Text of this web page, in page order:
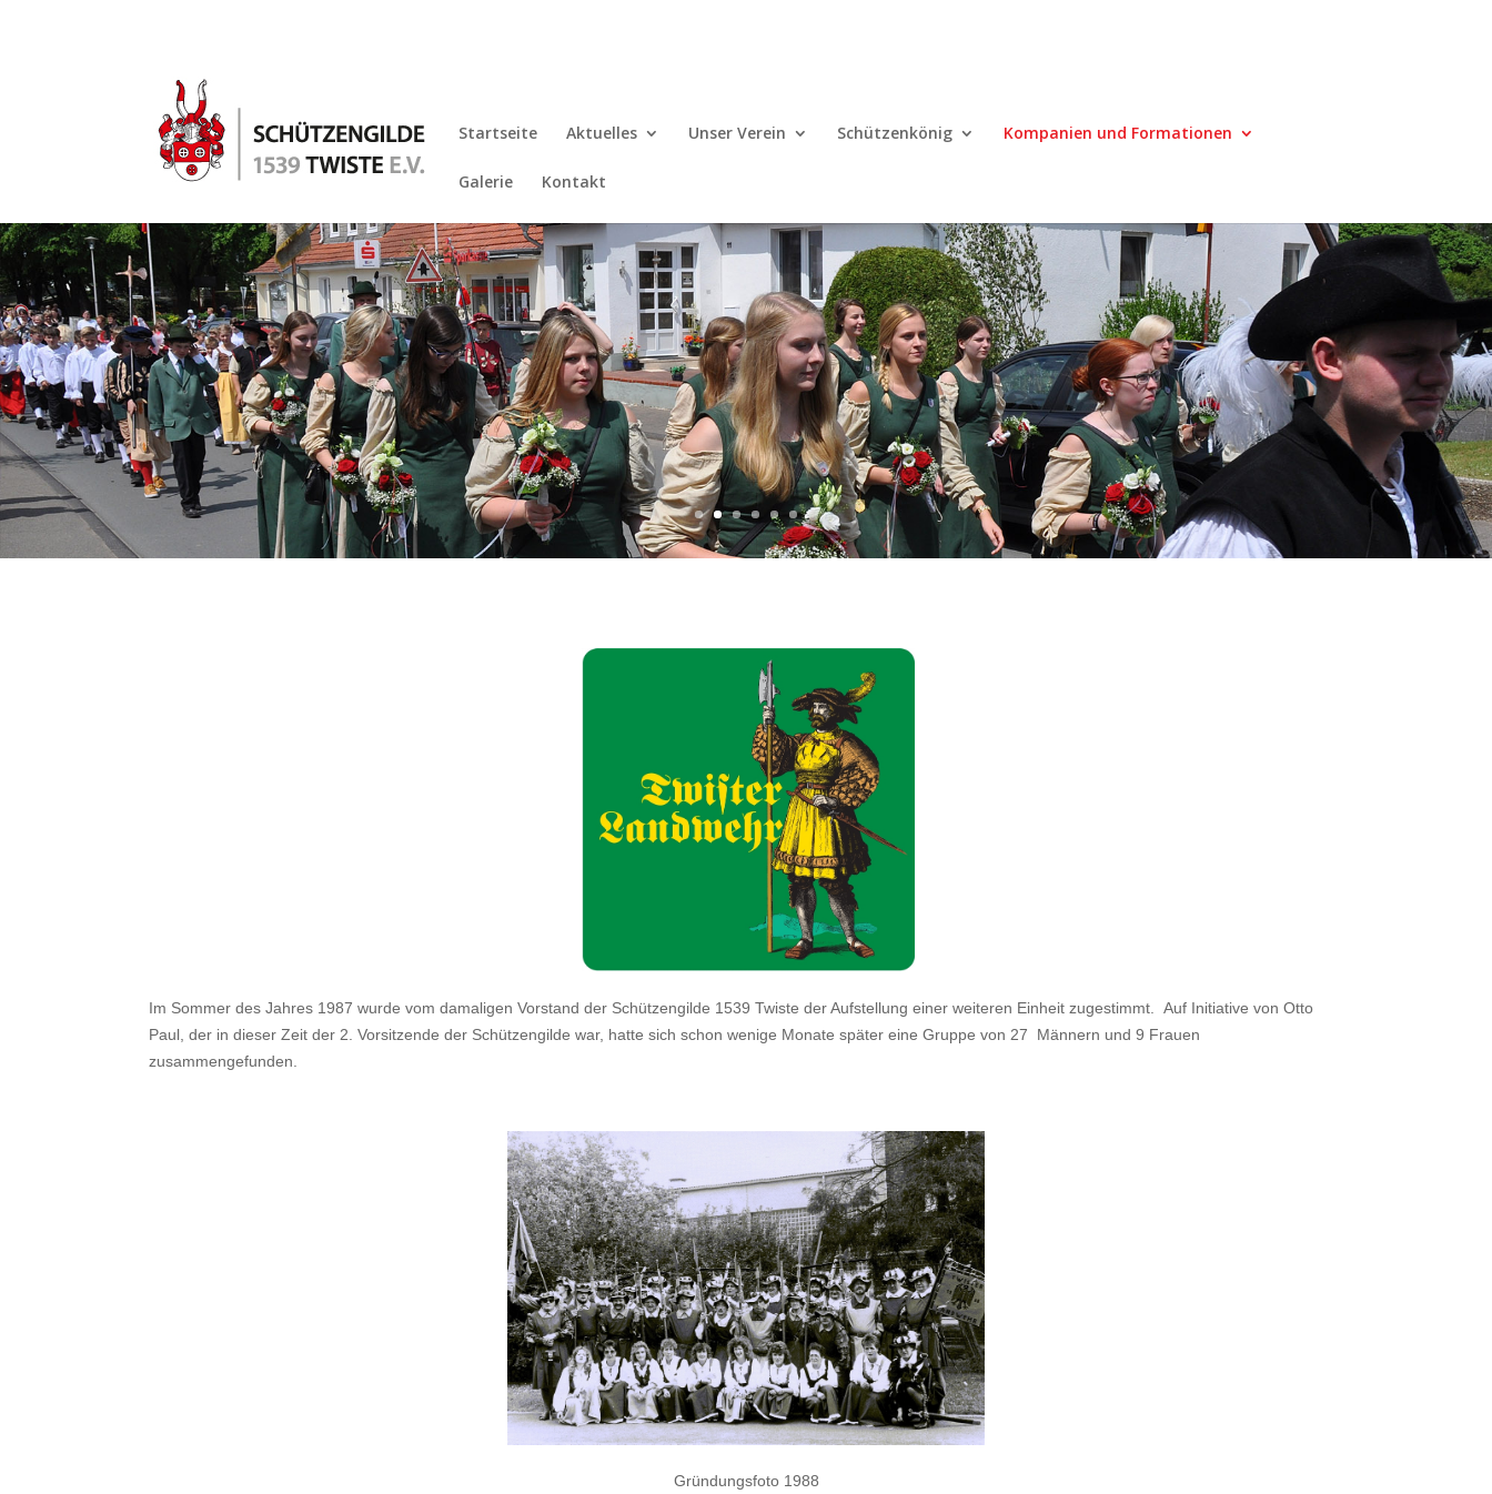
Startseite Aktuelles Unser Verein Schützenkönig Kompanien und Formationen
Galerie Kontakt
Im Sommer des Jahres 1987 wurde vom damaligen Vorstand der Schützengilde 1539 Twiste der Aufstellung einer weiteren Einheit zugestimmt. Auf Initiative von Otto
Paul, der in dieser Zeit der 2. Vorsitzende der Schützengilde war, hatte sich schon wenige Monate später eine Gruppe von 27 Männern und 9 Frauen
zusammengefunden.
Gründungsfoto 1988